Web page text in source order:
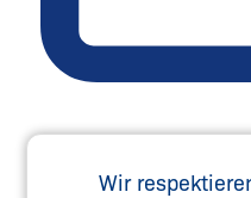
Wir